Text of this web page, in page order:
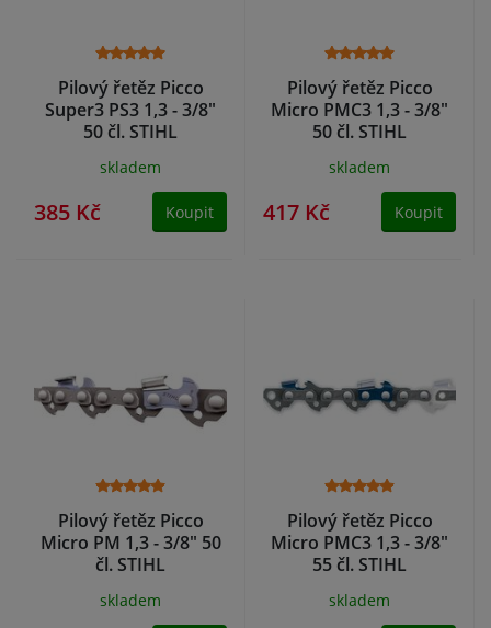
Pilový řetěz Picco
Super3 PS3 1,3 - 3/8"
50 čl. STIHL
skladem
385 Kč Koupit
Pilový řetěz Picco
Micro PMC3 1,3 - 3/8"
50 čl. STIHL
skladem
417 Kč Koupit
Pilový řetěz Picco
Micro PM 1,3 - 3/8" 50
čl. STIHL
skladem
Pilový řetěz Picco
Micro PMC3 1,3 - 3/8"
55 čl. STIHL
skladem